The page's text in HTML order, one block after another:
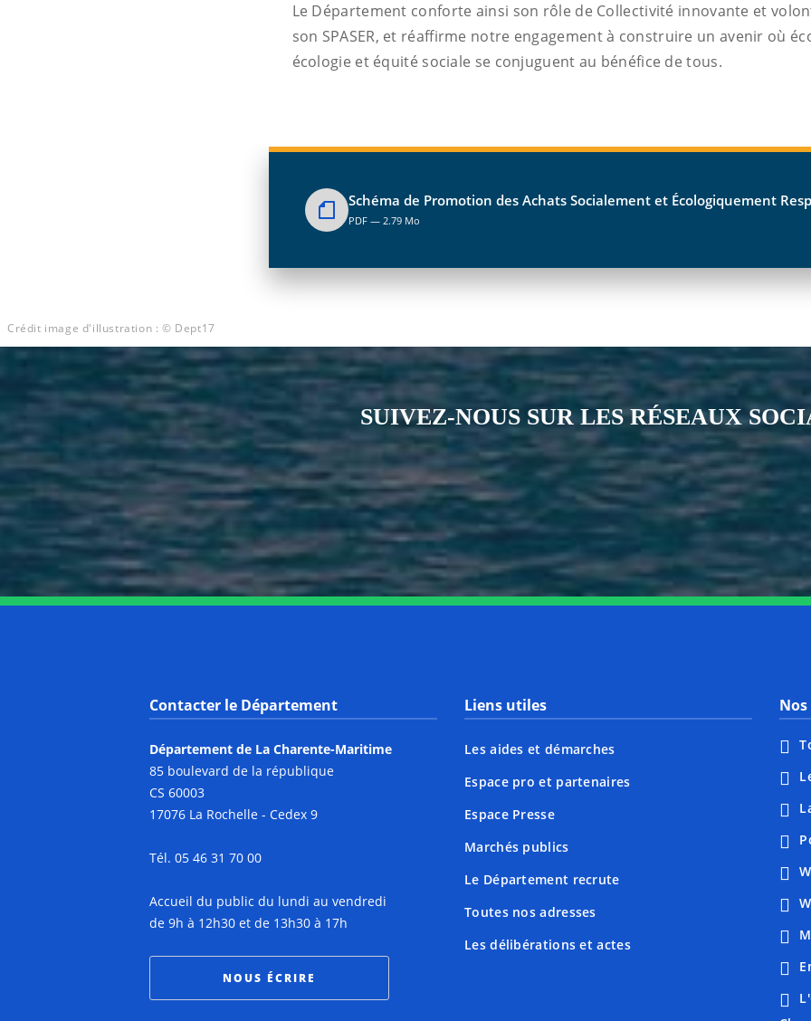
Le Département conforte ainsi son rôle de Collectivité innovante et
son SPASER, et réaffirme notre engagement à construire un avenir où
écologie et équité sociale se conjuguent au bénéfice de tous.
Schéma de Promotion des Achats Socialement et Écologiquement
PDF — 2.79 Mo
Crédit image d'illustration : © Dept17
SUIVEZ-NOUS SUR LES RÉSEAUX
Notre page Instagram
Notre page Facebook
Notre page XNotre page Tiktok
Notre page
Notre
Contacter le Département
Département de La Charente-Maritime
85 boulevard de la république
CS 60003
17076 La Rochelle - Cedex 9
Tél. 05 46 31 70 00
Accueil du public du lundi au vendredi
de 9h à 12h30 et de 13h30 à 17h
NOUS ÉCRIRE
Liens utiles
Les aides et démarches
Espace pro et partenaires
Espace Presse
Marchés publics
Le Département recrute
Toutes nos adresses
Les délibérations et actes